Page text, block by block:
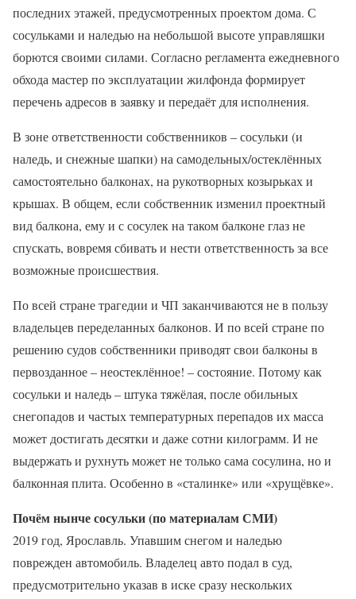
последних этажей, предусмотренных проектом дома. С
сосульками и наледью на небольшой высоте управляшки
борются своими силами. Согласно регламента ежедневного
обхода мастер по эксплуатации жилфонда формирует
перечень адресов в заявку и передаёт для исполнения.
В зоне ответственности собственников – сосульки (и
наледь, и снежные шапки) на самодельных/остеклённых
самостоятельно балконах, на рукотворных козырьках и
крышах. В общем, если собственник изменил проектный
вид балкона, ему и с сосулек на таком балконе глаз не
спускать, вовремя сбивать и нести ответственность за все
возможные происшествия.
По всей стране трагедии и ЧП заканчиваются не в пользу
владельцев переделанных балконов. И по всей стране по
решению судов собственники приводят свои балконы в
первозданное – неостеклённое! – состояние. Потому как
сосульки и наледь – штука тяжёлая, после обильных
снегопадов и частых температурных перепадов их масса
может достигать десятки и даже сотни килограмм. И не
выдержать и рухнуть может не только сама сосулина, но и
балконная плита. Особенно в «сталинке» или «хрущёвке».
Почём нынче сосульки (по материалам СМИ)
2019 год, Ярославль. Упавшим снегом и наледью
поврежден автомобиль. Владелец авто подал в суд,
предусмотрительно указав в иске сразу нескольких